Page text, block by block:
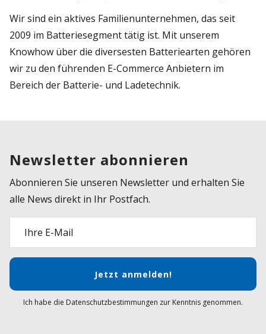
Wir sind ein aktives Familienunternehmen, das seit
2009 im Batteriesegment tätig ist. Mit unserem
Knowhow über die diversesten Batteriearten gehören
wir zu den führenden E-Commerce Anbietern im
Bereich der Batterie- und Ladetechnik.
Newsletter abonnieren
Abonnieren Sie unseren Newsletter und erhalten Sie
alle News direkt in Ihr Postfach.
Ihre E-Mail
Jetzt anmelden!
Ich habe die Datenschutzbestimmungen zur Kenntnis genommen.